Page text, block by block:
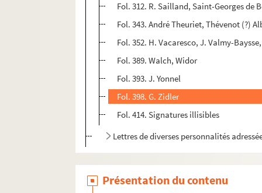
Fol. 312. R. Sailland, Saint-Georges de
Fol. 343. André Theuriet, Thévenot (?)
Fol. 352. H. Vacaresco, J. Valmy-
Fol. 389. Walch, Widor
Fol. 393. J. Yonnel
Fol. 398. G. Zidler
Fol. 414. Signatures illisibles
Lettres de diverses personnalités
Présentation du contenu